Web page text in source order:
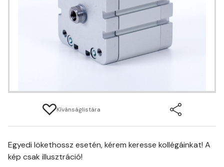
Kívánságlistára
Egyedi lökethossz esetén, kérem keresse kollégáinkat! A
kép csak illusztráció!